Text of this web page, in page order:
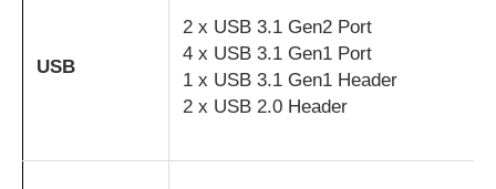
USB
2 x USB 3.1 Gen2 Port
4 x USB 3.1 Gen1 Port
1 x USB 3.1 Gen1 Header
2 x USB 2.0 Header